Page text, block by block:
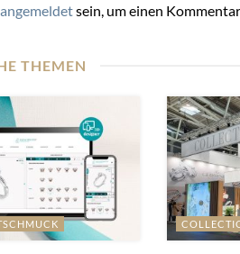
angemeldetsein, um einen
THEMEN